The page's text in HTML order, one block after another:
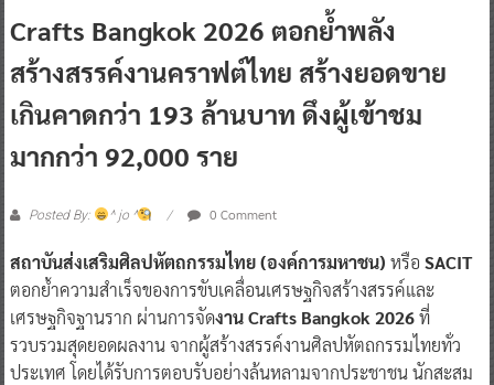
Crafts Bangkok 2026 ตอกย้ำพลัง
สร้างสรรค์งานคราฟต์ไทย สร้างยอดขาย
เกินคาดกว่า 193 ล้านบาท ดึงผู้เข้าชม
มากกว่า 92,000 ราย
Posted By: ^ jo ^ 0 Comment
สถาบันส่งเสริมศิลปหัตถกรรมไทย (องค์การมหาชน) หรือ SACIT
ตอกย้ำความสำเร็จของการขับเคลื่อนเศรษฐกิจสร้างสรรค์และ
เศรษฐกิจฐานราก ผ่านการจัดงาน Crafts Bangkok 2026ที่
รวบรวมสุดยอดผลงาน จากผู้สร้างสรรค์งานศิลปหัตถกรรมไทยทั่ว
ประเทศ โดยได้รับการตอบรับอย่างล้นหลามจากประชาชน นักสะสม